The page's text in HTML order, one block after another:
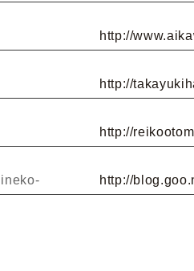
http://
http://
http://
http://